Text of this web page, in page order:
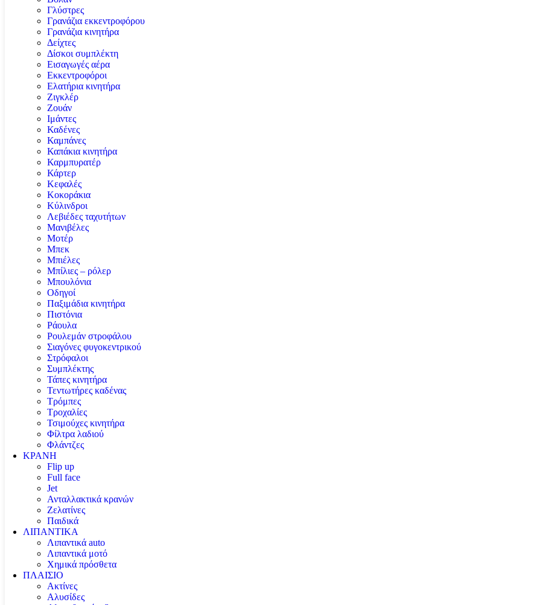
Γλύστρες
Γρανάζια εκκεντροφόρου
Γρανάζια κινητήρα
Δείχτες
Δίσκοι συμπλέκτη
Εισαγωγές αέρα
Εκκεντροφόροι
Ελατήρια κινητήρα
Ζιγκλέρ
Ζουάν
Ιμάντες
Καδένες
Καμπάνες
Καπάκια κινητήρα
Καρμπυρατέρ
Κάρτερ
Κεφαλές
Κοκοράκια
Κύλινδροι
Λεβιέδες ταχυτήτων
Μανιβέλες
Μοτέρ
Μπεκ
Μπιέλες
Μπίλιες – ρόλερ
Μπουλόνια
Οδηγοί
Παξιμάδια κινητήρα
Πιστόνια
Ράουλα
Ρουλεμάν στροφάλου
Σιαγόνες φυγοκεντρικού
Στρόφαλοι
Συμπλέκτης
Τάπες κινητήρα
Τεντωτήρες καδένας
Τρόμπες
Τροχαλίες
Τσιμούχες κινητήρα
Φίλτρα λαδιού
Φλάντζες
ΚΡΑΝΗ
Flip up
Full face
Jet
Ανταλλακτικά κρανών
Ζελατίνες
Παιδικά
ΛΙΠΑΝΤΙΚΑ
Λιπαντικά auto
Λιπαντικά μοτό
Χημικά πρόσθετα
ΠΛΑΙΣΙΟ
Ακτίνες
Αλυσίδες